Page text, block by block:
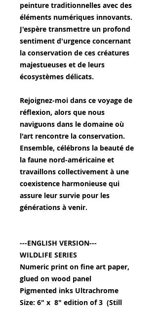
peinture traditionnelles avec des
éléments numériques innovants.
J'espère transmettre un profond
sentiment d'urgence concernant
la conservation de ces créatures
majestueuses et de leurs
écosystèmes délicats.
Rejoignez-moi dans ce voyage de
réflexion, alors que nous
naviguons dans le domaine où
l'art rencontre la conservation.
Ensemble, célébrons la beauté de
la faune nord-américaine et
travaillons collectivement à une
coexistence harmonieuse qui
assure leur survie pour les
générations à venir.
---ENGLISH VERSION---
WILDLIFE SERIES
Numeric print on fine art paper,
glued on wood panel
Pigmented inks Ultrachrome
Size: 6" x 8" edition of 3 (Still